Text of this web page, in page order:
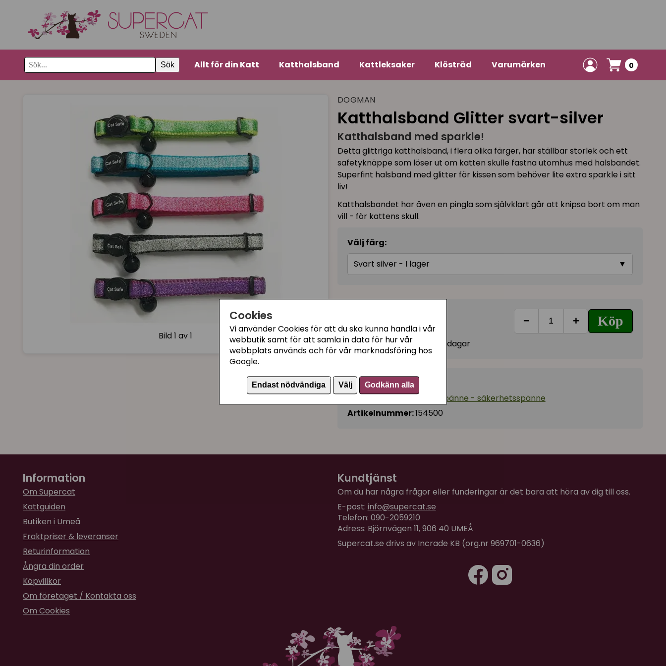
Cookies
Vi använder Cookies för att du ska kunna handla i vår
webbutik samt för att samla in data för hur vår
webbplats används och för vår marknadsföring hos
Google.
Endast nödvändiga Välj Godkänn alla
Sök Allt för din Katt Katthalsband Kattleksaker Klösträd Varumärken 0
Bild1 av 1
DOGMAN
Katthalsband Glitter svart-silver
Katthalsband med sparkle!
Detta glittriga katthalsband, i flera olika färger, har ställbar storlek och ett
safetyknäppe som löser ut om katten skulle fastna utomhus med halsbandet.
Superfint halsband med glitter för kissen som behöver lite extra sparkle i sitt
liv!
Katthalsbandet har även en pingla som självklart går att knipsa bort om man
vill - för kattens skull.
Välj färg:
Svart silver - I lager
▼
− + Köp
I lager, leveranstid 1-3 vardagar
Kategorier:
Katthalsband med klickspänne - säkerhetsspänne
Artikelnummer:154500
Information
Om Supercat
Kattguiden
Butiken i Umeå
Fraktpriser & leveranser
Returinformation
Ångra din order
Köpvillkor
Om företaget / Kontakta oss
Om Cookies
Kundtjänst
Om du har några frågor eller funderingar är det bara att höra av dig till oss.
E-post: info@supercat.se
Telefon: 090-2059210
Adress: Björnvägen 11, 906 40 UMEÅ
Supercat.se drivs av Incrade KB (org.nr 969701-0636)